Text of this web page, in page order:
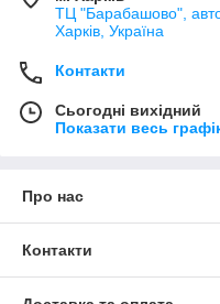
ТЦ "Барабашово",
Харків, Україна
Контакти
Сьогодні вихідний
Показати весь
Про нас
Контакти